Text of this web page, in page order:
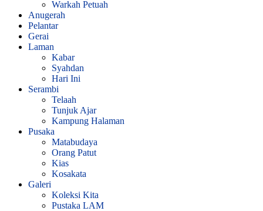
Warkah Petuah
Anugerah
Pelantar
Gerai
Laman
Kabar
Syahdan
Hari Ini
Serambi
Telaah
Tunjuk Ajar
Kampung Halaman
Pusaka
Matabudaya
Orang Patut
Kias
Kosakata
Galeri
Koleksi Kita
Pustaka LAM